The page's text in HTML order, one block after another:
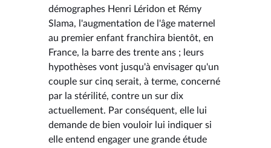
démographes Henri Léridon et Rémy
Slama, l'augmentation de l'âge maternel
au premier enfant franchira bientôt, en
France, la barre des trente ans ; leurs
hypothèses vont jusqu'à envisager qu'un
couple sur cinq serait, à terme, concerné
par la stérilité, contre un sur dix
actuellement. Par conséquent, elle lui
demande de bien vouloir lui indiquer si
elle entend engager une grande étude